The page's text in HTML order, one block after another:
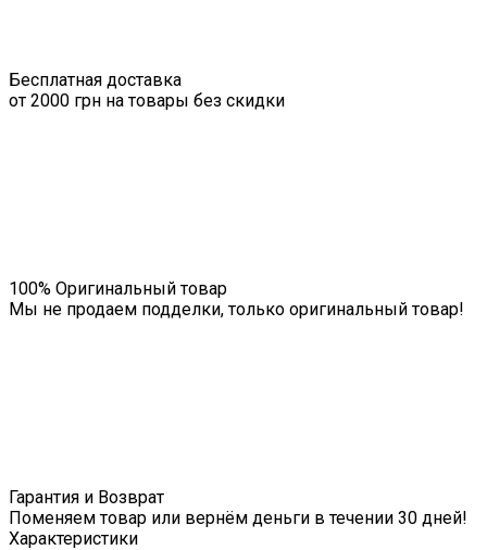
Бесплатная доставка
от 2000 грн на товары без скидки
100% Оригинальный товар
Мы не продаем подделки, только оригинальный товар!
Гарантия и Возврат
Поменяем товар или вернём деньги в течении 30 дней!
Характеристики